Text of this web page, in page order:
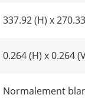
337.92 (H) x
0.264 (H) x 0.264
Normalement